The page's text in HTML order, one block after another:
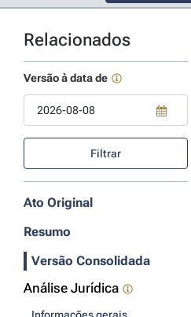
Relacionados
Versão à data de
Filtrar
Ato Original
Resumo
Versão Consolidada
Análise Jurídica